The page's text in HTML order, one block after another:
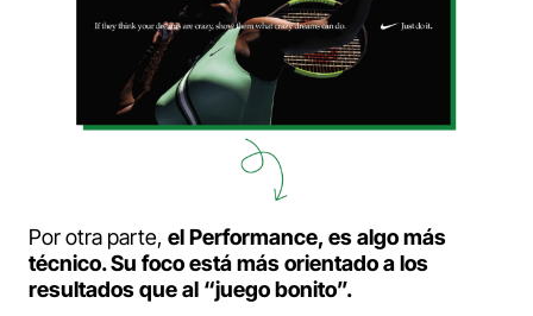
Por otra parte, el Performance, es algo más
técnico. Su foco está más orientado a los
resultados que al “juego bonito”.